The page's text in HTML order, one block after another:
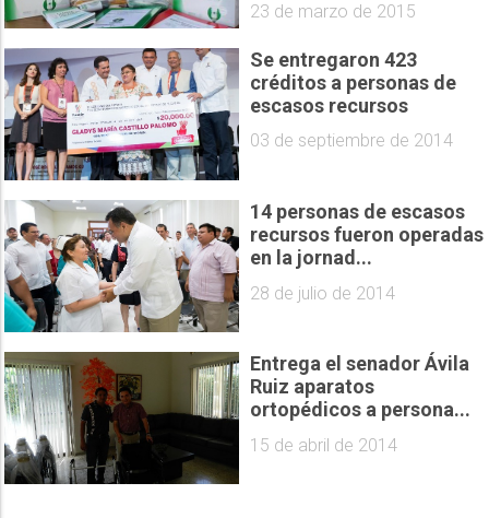
23 de marzo de 2015
Se entregaron 423
créditos a personas de
escasos recursos
03 de septiembre de 2014
14 personas de escasos
recursos fueron operadas
en la jornad...
28 de julio de 2014
Entrega el senador Ávila
Ruiz aparatos
ortopédicos a persona...
15 de abril de 2014